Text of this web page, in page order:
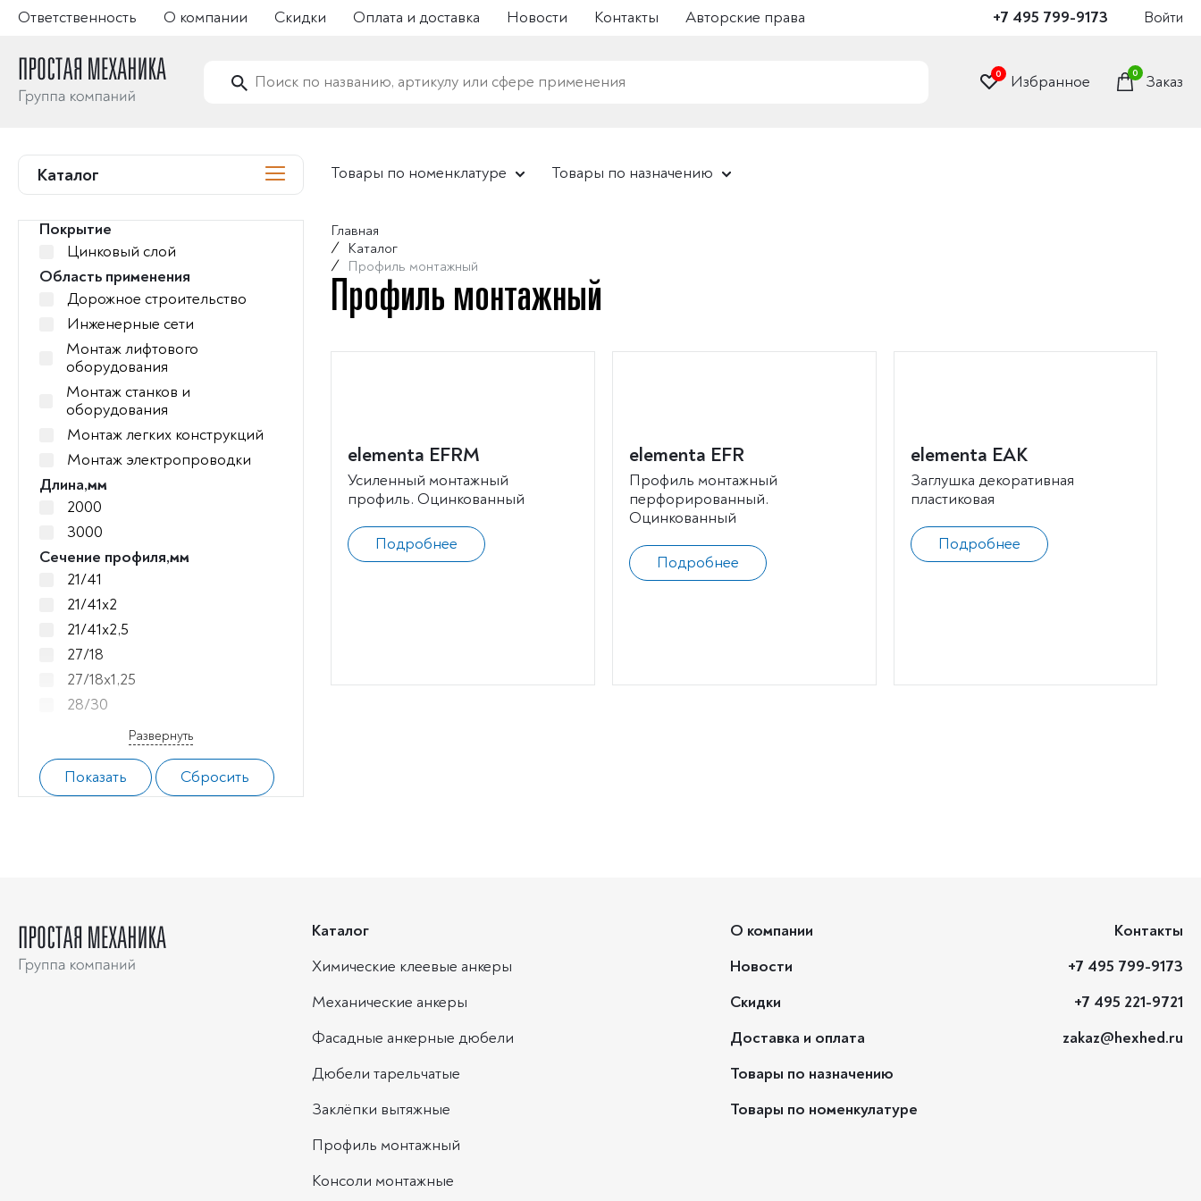
Ответственность О компании Скидки Оплата и доставка Новости Контакты Авторские права +7 495 799-9173 Войти
0 Избранное 0 Заказ
Каталог Товары по номенклатуре Товары по назначению
Покрытие
Цинковый слой
Область применения
Дорожное строительство
Инженерные сети
Монтаж лифтового
оборудования
Монтаж станков и
оборудования
Монтаж легких конструкций
Монтаж электропроводки
Длина,мм
2000
3000
Сечение профиля,мм
21/41
21/41х2
21/41х2,5
27/18
27/18х1,25
28/30
28/30х1,75
38/40
38/40х2
Развернуть
Главная
/ Каталог
/ Профиль монтажный
Профиль монтажный
elementa EFRM
Усиленный монтажный
профиль. Оцинкованный
Подробнее
elementa EFR
Профиль монтажный
перфорированный.
Оцинкованный
Подробнее
elementa EAK
Заглушка декоративная
пластиковая
Подробнее
Каталог
Химические клеевые анкеры
Механические анкеры
Фасадные анкерные дюбели
Дюбели тарельчатые
Заклёпки вытяжные
Профиль монтажный
Консоли монтажные
О компании
Новости
Скидки
Доставка и оплата
Товары по назначению
Товары по номенкулатуре
Контакты
+7 495 799-9173
+7 495 221-9721
zakaz@hexhed.ru